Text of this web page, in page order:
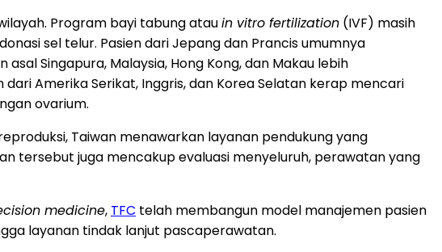
Program bayi tabung atauin vitro fertilization (IVF) masih
sel telur. Pasien dari Jepang dan Prancis umumnya
Singapura, Malaysia, Hong Kong, dan Makau lebih
Amerika Serikat, Inggris, dan Korea Selatan kerap mencari
ovarium.
Taiwan menawarkan layanan pendukung yang
tersebut juga mencakup evaluasi menyeluruh, perawatan yang
medicine, TFC telah membangun model manajemen pasien
layanan tindak lanjut pascaperawatan.